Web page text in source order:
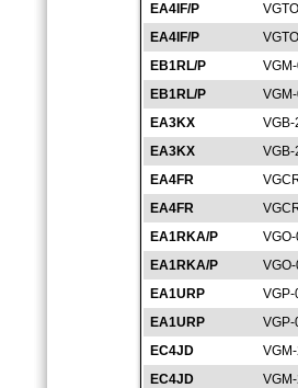
EA4IF/P
EA4IF/P
EB1RL/P
EB1RL/P
EA3KX
EA3KX
EA4FR
EA4FR
EA1RKA/P
EA1RKA/P
EA1URP
EA1URP
EC4JD
EC4JD